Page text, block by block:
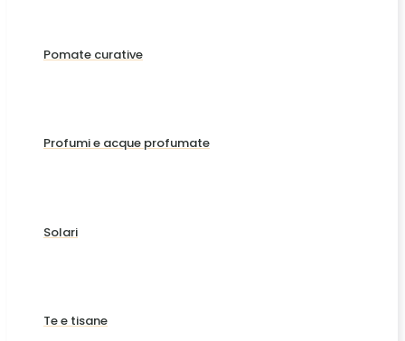
Pomate curative
Profumi e acque profumate
Solari
Te e tisane